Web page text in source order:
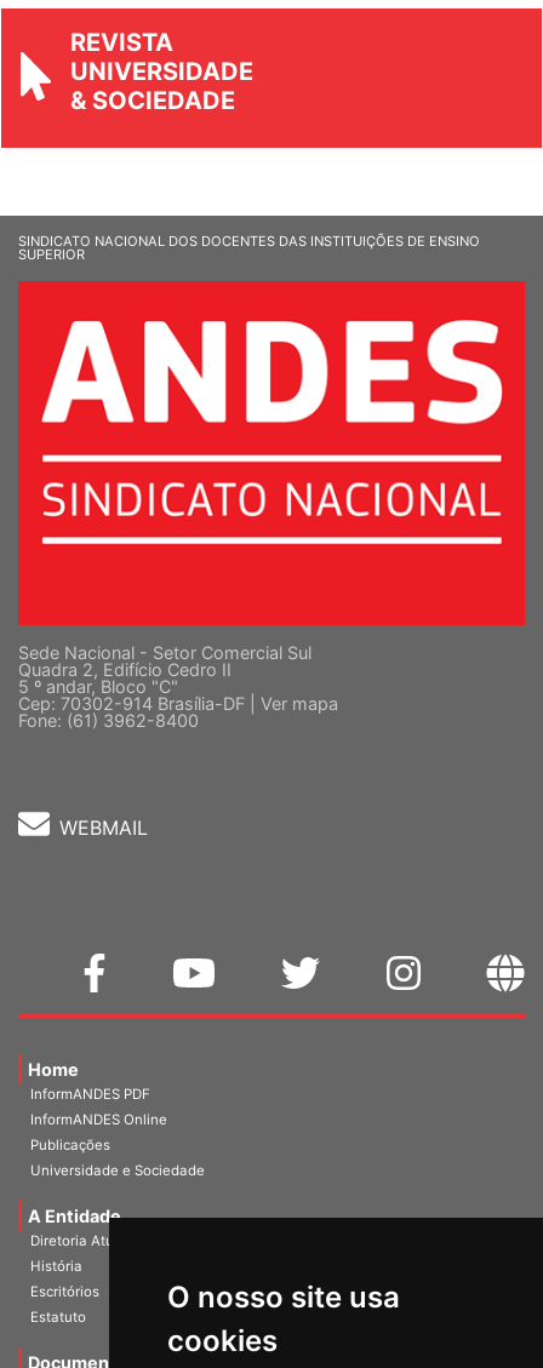
O nosso site usa
cookies
REVISTA
UNIVERSIDADE
& SOCIEDADE
SINDICATO NACIONAL DOS DOCENTES DAS INSTITUIÇÕES DE ENSINO
SUPERIOR
Sede Nacional - Setor Comercial Sul
Quadra 2, Edifício Cedro II
5 º andar, Bloco "C"
Cep: 70302-914 Brasília-DF | Ver mapa
Fone: (61) 3962-8400
WEBMAIL
Home
InformANDES PDF
InformANDES Online
Publicações
Universidade e Sociedade
A Entidade
Diretoria Atual
História
Escritórios
Estatuto
Documentos